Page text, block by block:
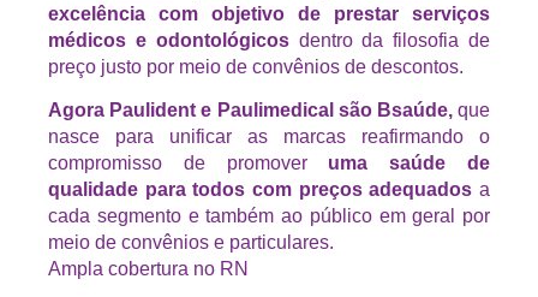
excelência com objetivo de prestar serviços
médicos e odontológicosdentro da filosofia de
preço justo por meio de convênios de descontos.
Agora Paulident e Paulimedical são Bsaúde,que
nasce para unificar as marcas reafirmando o
compromisso de promover uma saúde de
qualidade para todos com preços adequados a
cada segmento e também ao público em geral por
meio de convênios e particulares.
Ampla cobertura no RN